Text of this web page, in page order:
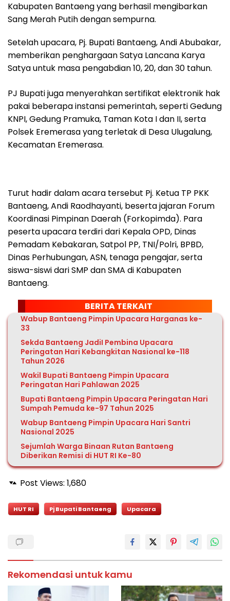
Kabupaten Bantaeng yang berhasil mengibarkan
Sang Merah Putih dengan sempurna.
Setelah upacara, Pj. Bupati Bantaeng, Andi Abubakar,
memberikan penghargaan Satya Lancana Karya
Satya untuk masa pengabdian 10, 20, dan 30 tahun.
PJ Bupati juga menyerahkan sertifikat elektronik hak
pakai beberapa instansi pemerintah, seperti Gedung
KNPI, Gedung Pramuka, Taman Kota I dan II, serta
Polsek Eremerasa yang terletak di Desa Ulugalung,
Kecamatan Eremerasa.
Turut hadir dalam acara tersebut Pj. Ketua TP PKK
Bantaeng, Andi Raodhayanti, beserta jajaran Forum
Koordinasi Pimpinan Daerah (Forkopimda). Para
peserta upacara terdiri dari Kepala OPD, Dinas
Pemadam Kebakaran, Satpol PP, TNI/Polri, BPBD,
Dinas Perhubungan, ASN, tenaga pengajar, serta
siswa-siswi dari SMP dan SMA di Kabupaten
Bantaeng.
BERITA TERKAIT
Wabup Bantaeng Pimpin Upacara Harganas ke-
33
Sekda Bantaeng JadiI Pembina Upacara
Peringatan Hari Kebangkitan Nasional ke-118
Tahun 2026
Wakil Bupati Bantaeng Pimpin Upacara
Peringatan Hari Pahlawan 2025
Bupati Bantaeng Pimpin Upacara Peringatan Hari
Sumpah Pemuda ke-97 Tahun 2025
Wabup Bantaeng Pimpin Upacara Hari Santri
Nasional 2025
Sejumlah Warga Binaan Rutan Bantaeng
Diberikan Remisi di HUT RI Ke-80
Post Views: 1,680
HUT RI Pj Bupati Bantaeng Upacara
Rekomendasi untuk kamu